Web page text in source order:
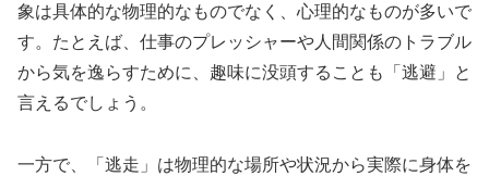
象は具体的な物理的なものでなく、心理的なものが多いで
す。たとえば、仕事のプレッシャーや人間関係のトラブル
から気を逸らすために、趣味に没頭することも「逃避」と
言えるでしょう。
一方で、「逃走」は物理的な場所や状況から実際に身体を